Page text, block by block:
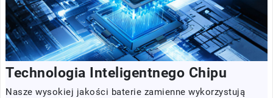
Technologia Inteligentnego Chipu
Nasze wysokiej jakości baterie zamienne wykorzystują